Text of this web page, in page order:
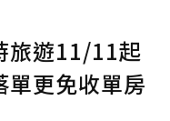
旅遊11/11起
單更免收單房